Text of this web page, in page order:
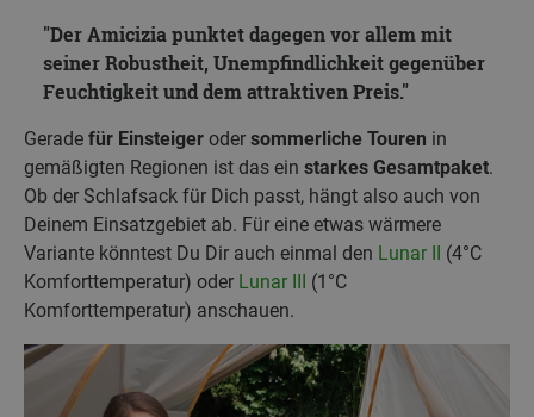
Der Amicizia punktet dagegen vor allem mit
seiner Robustheit, Unempfindlichkeit gegenüber
Feuchtigkeit und dem attraktiven Preis.
Gerade für Einsteiger oder sommerliche Touren in
gemäßigten Regionen ist das ein starkes Gesamtpaket.
Ob der Schlafsack für Dich passt, hängt also auch von
Deinem Einsatzgebiet ab. Für eine etwas wärmere
Variante könntest Du Dir auch einmal den Lunar II
(4°C
Komforttemperatur) oder Lunar III (1°C
Komforttemperatur) anschauen.